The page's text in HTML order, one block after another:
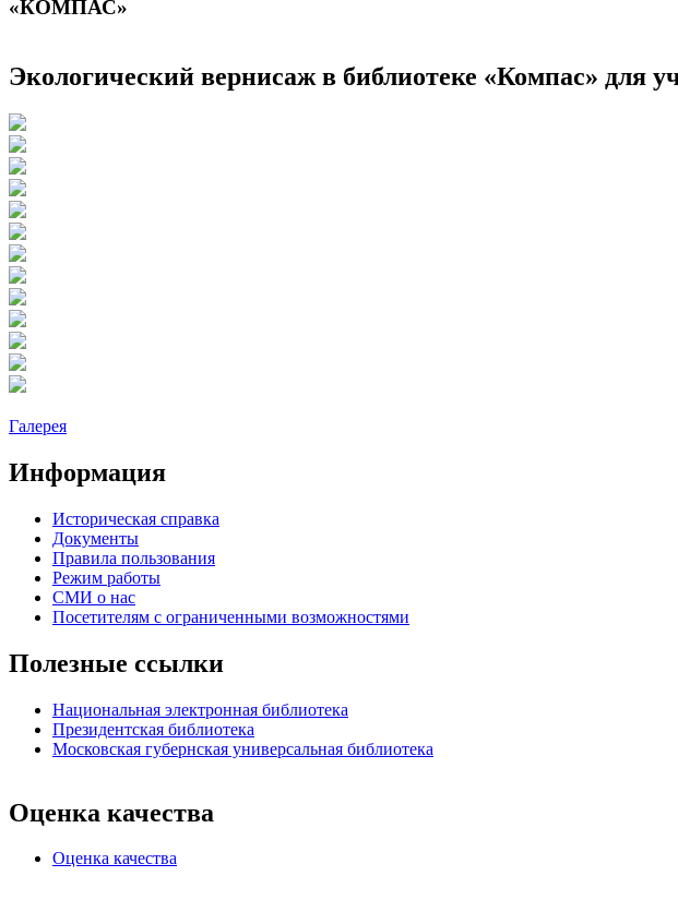
«КОМПАС»
Экологический вернисаж в библиотеке «Компас» для
Галерея
Информация
Историческая справка
Документы
Правила пользования
Режим работы
СМИ о нас
Посетителям с ограниченными возможностями
Полезные ссылки
Национальная электронная библиотека
Президентская библиотека
Московская губернская универсальная библиотека
Оценка качества
Оценка качества